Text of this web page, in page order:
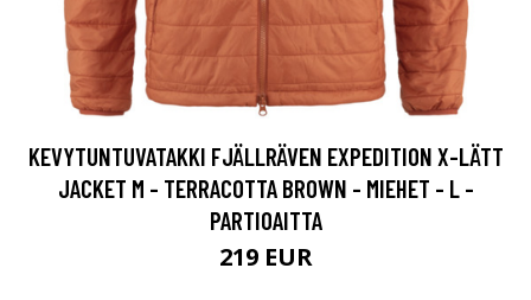
KEVYTUNTUVATAKKI FJÄLLRÄVEN EXPEDITION X-LÄTT
JACKET M - TERRACOTTA BROWN - MIEHET - L -
PARTIOAITTA
219 EUR